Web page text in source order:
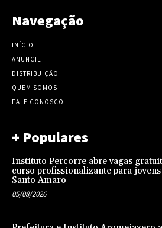
Navegação
INÍCIO
ANUNCIE
DISTRIBUIÇÃO
QUEM SOMOS
FALE CONOSCO
+ Populares
Instituto Percorre abre vagas
curso profissionalizante para
Santo Amaro
05/08/2026